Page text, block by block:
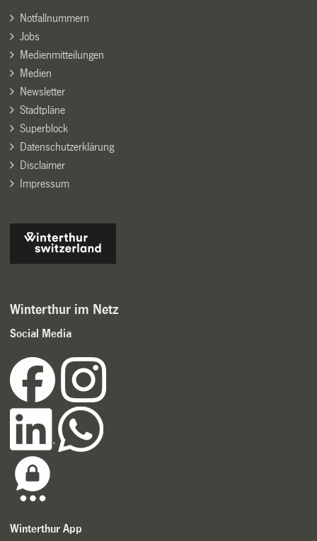
Notfallnummern
Jobs
Medienmitteilungen
Medien
Newsletter
Stadtpläne
Superblock
Datenschutzerklärung
Disclaimer
Impressum
Winterthur im Netz
Social Media
Winterthur App